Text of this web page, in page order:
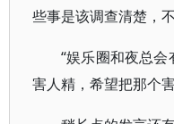
些事是该调查清楚，
“娱乐圈和夜总会
害人精，希望把那个